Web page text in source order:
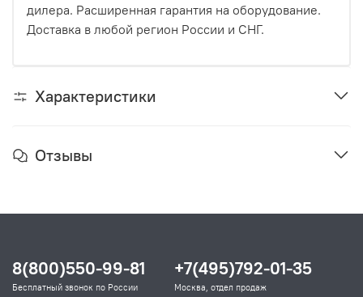
дилера. Расширенная гарантия на оборудование.
Доставка в любой регион России и СНГ.
Характеристики
Отзывы
8(800)550-99-81
Бесплатный звонок по России
+7(495)792-01-35
Москва, отдел продаж